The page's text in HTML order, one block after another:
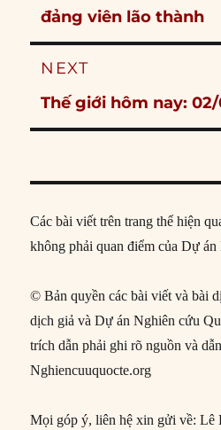
post:
đảng viên lão thành
NEXT
Next
post:
Thế giới hôm nay:
Các bài viết trên trang thể hiện
không phải quan điểm của Dự
© Bản quyền các bài viết và bài
dịch giả và Dự án Nghiên cứu
trích dẫn phải ghi rõ nguồn và
Nghiencuuquocte.org
Mọi góp ý, liên hệ xin gửi về: Lê